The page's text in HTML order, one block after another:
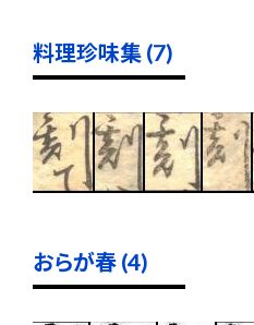
料理珍味集 (7)
おらが春 (4)